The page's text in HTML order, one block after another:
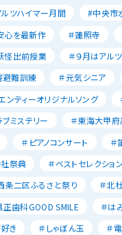
ツハイマー月間
#中央市
心を最新作
＃蓮照寺
怪出前授業
＃９月はアル
避難訓練
＃元気シニア
ンティーオリジナルソング
ブミステリー
＃東海大甲
＃ピアノコンサート
＃
祭典
＃ベストセレクション
条二区ふるさと祭り
＃北
正歯科GOOD SMILE
＃は
き
＃しゃぼん玉
＃